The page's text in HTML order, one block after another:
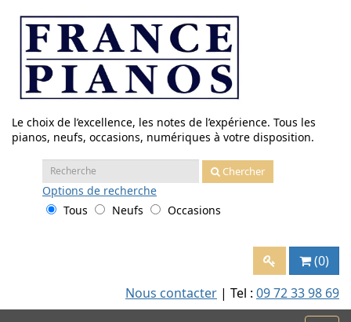
contenu
Le choix de l’excellence, les notes de l’expérience. Tous les
pianos, neufs, occasions, numériques à votre disposition.
Recherche
:
Chercher
Options de recherche
Tous
Neufs Occasions
(0)
Nous contacter | Tel : 09 72 33 98 69